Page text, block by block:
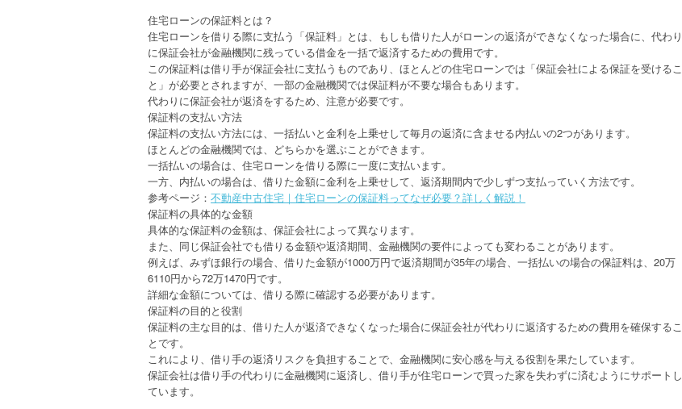
住宅ローンの保証料とは？
住宅ローンを借りる際に支払う「保証料」とは、もしも借りた人がローンの返済ができなくなった場合に、代わり
に保証会社が金融機関に残っている借金を一括で返済するための費用です。
この保証料は借り手が保証会社に支払うものであり、ほとんどの住宅ローンでは「保証会社による保証を受けるこ
と」が必要とされますが、一部の金融機関では保証料が不要な場合もあります。
代わりに保証会社が返済をするため、注意が必要です。
保証料の支払い方法
保証料の支払い方法には、一括払いと金利を上乗せして毎月の返済に含ませる内払いの2つがあります。
ほとんどの金融機関では、どちらかを選ぶことができます。
一括払いの場合は、住宅ローンを借りる際に一度に支払います。
一方、内払いの場合は、借りた金額に金利を上乗せして、返済期間内で少しずつ支払っていく方法です。
参考ページ： 不動産中古住宅｜住宅ローンの保証料ってなぜ必要？詳しく解説！
保証料の具体的な金額
具体的な保証料の金額は、保証会社によって異なります。
また、同じ保証会社でも借りる金額や返済期間、金融機関の要件によっても変わることがあります。
例えば、みずほ銀行の場合、借りた金額が1000万円で返済期間が35年の場合、一括払いの場合の保証料は、20万
6110円から72万1470円です。
詳細な金額については、借りる際に確認する必要があります。
保証料の目的と役割
保証料の主な目的は、借りた人が返済できなくなった場合に保証会社が代わりに返済するための費用を確保するこ
とです。
これにより、借り手の返済リスクを負担することで、金融機関に安心感を与える役割を果たしています。
保証会社は借り手の代わりに金融機関に返済し、借り手が住宅ローンで買った家を失わずに済むようにサポートし
ています。